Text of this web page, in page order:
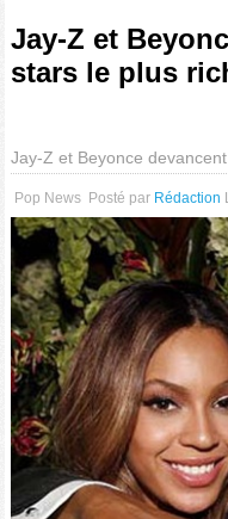
Jay-Z et
stars le plus
Jay-Z et Beyonce
Pop News Posté par Rédaction